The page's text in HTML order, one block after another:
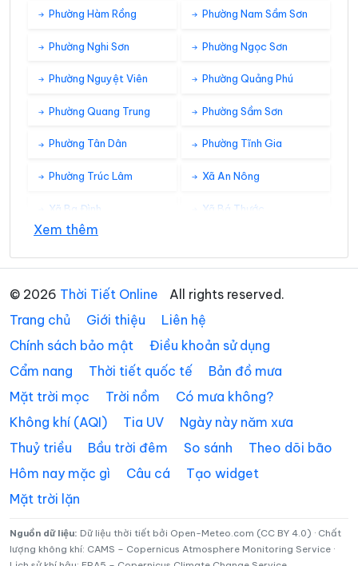
Phường Hàm Rồng Phường Nam Sầm Sơn
Phường Nghi Sơn Phường Ngọc Sơn
Phường Nguyệt Viên Phường Quảng Phú
Phường Quang Trung Phường Sầm Sơn
Phường Tân Dân Phường Tĩnh Gia
Phường Trúc Lâm Xã An Nông
Xã Ba Đình Xã Bá Thước
Xã Cẩm Thủy
Xã Cẩm Tú Xã Cẩm Vân
Xã Cổ Lũng Xã Công Chính
Xã Điền Lư Xã Điền Quang
Xã Đồng Lương Xã Đông Thành
Xã Đồng Tiến
Xã Hà Long Xã Hà Trung
Xem thêm
© 2026 Thời Tiết Online
All rights reserved.
Trang chủ
Giới thiệu
Liên hệ
Chính sách bảo mật
Điều khoản sử dụng
Cẩm nang
Thời tiết quốc tế
Bản đồ mưa
Mặt trời mọc
Trời nồm
Có mưa không?
Không khí (AQI)
Tia UV
Ngày này năm xưa
Thuỷ triều
Bầu trời đêm So sánh
Theo dõi bão
Hôm nay mặc gì
Câu cá
Tạo widget
Mặt trời lặn
Nguồn dữ liệu: Dữ liệu thời tiết bởi Open-Meteo.com (CC BY 4.0) · Chất
lượng không khí: CAMS – Copernicus Atmosphere Monitoring Service ·